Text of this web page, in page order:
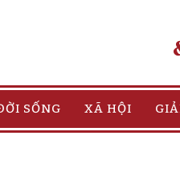
SỐNG XÃ HỘI